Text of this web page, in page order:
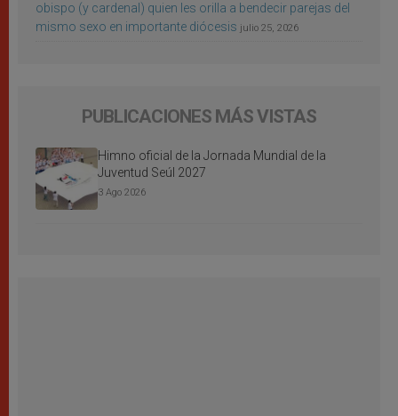
obispo (y cardenal) quien les orilla a bendecir parejas del
mismo sexo en importante diócesis julio 25, 2026
PUBLICACIONES MÁS VISTAS
Himno oficial de la Jornada Mundial de la
Juventud Seúl 2027
3 Ago 2026